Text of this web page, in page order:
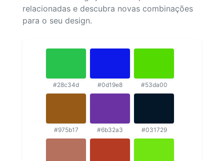
relacionadas e descubra novas combinações
para o seu design.
#28c34d #0d19e8 #53da00
#975b17 #6b32a3 #031729